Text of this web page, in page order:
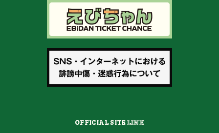
OFFICIAL SITELINK